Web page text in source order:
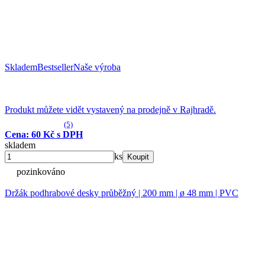
SklademBestsellerNaše výroba
Produkt můžete vidět vystavený na prodejně v Rajhradě.
(5)
Cena: 60 Kč s DPH
skladem
ks
Koupit
pozinkováno
Držák podhrabové desky průběžný | 200 mm | ø 48 mm | PVC